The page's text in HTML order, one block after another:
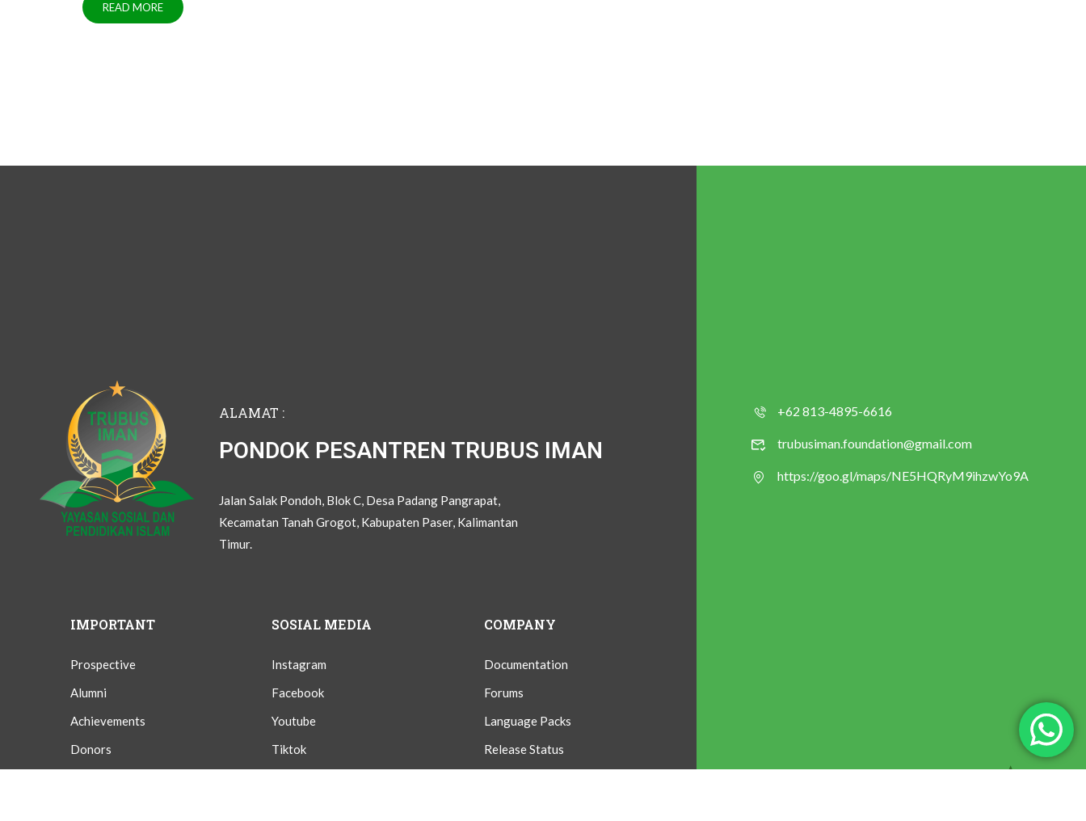
READ MORE
ALAMAT :
PONDOK PESANTREN TRUBUS IMAN
Jalan Salak Pondoh, Blok C, Desa Padang Pangrapat,
Kecamatan Tanah Grogot, Kabupaten Paser, Kalimantan
Timur.
+62 813-4895-6616
trubusiman.foundation@gmail.com
https://goo.gl/maps/NE5HQRyM9ihzwYo9A
IMPORTANT
Prospective
Alumni
Achievements
Donors
SOSIAL MEDIA
Instagram
Facebook
Youtube
Tiktok
COMPANY
Documentation
Forums
Language Packs
Release Status